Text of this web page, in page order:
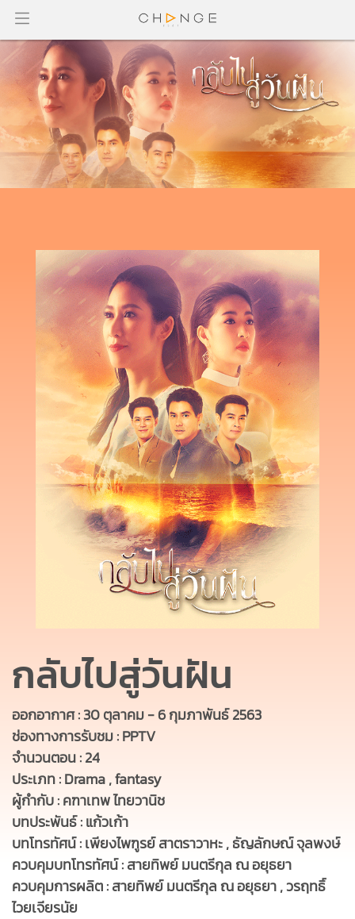
กลับไปสู่วันฝัน
ออกอากาศ : 30 ตุลาคม - 6 กุมภาพันธ์ 2563
ช่องทางการรับชม : PPTV
จำนวนตอน : 24
ประเภท : Drama , fantasy
ผู้กำกับ : คฑาเทพ ไทยวานิช
บทประพันธ์ : แก้วเก้า
บทโทรทัศน์ : เพียงไพฑูรย์ สาตราวาหะ , ธัญลักษณ์ จุลพงษ์
ควบคุมบทโทรทัศน์ : สายทิพย์ มนตรีกุล ณ อยุธยา
ควบคุมการผลิต : สายทิพย์ มนตรีกุล ณ อยุธยา , วรฤทธิ์
ไวยเจียรนัย